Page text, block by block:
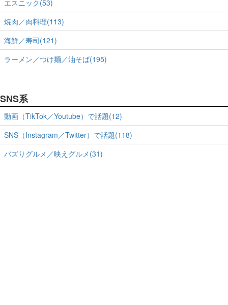
エスニック(53)
焼肉／肉料理(113)
海鮮／寿司(121)
ラーメン／つけ麺／油そば(195)
SNS系
動画（TikTok／Youtube）で話題(12)
SNS（Instagram／Twitter）で話題(118)
バズりグルメ／映えグルメ(31)